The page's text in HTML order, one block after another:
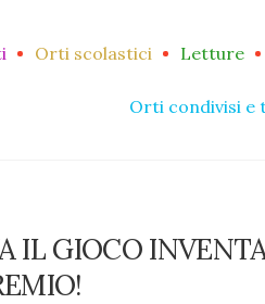
Orti scolastici Letture
Orti condivisi e
IL GIOCO